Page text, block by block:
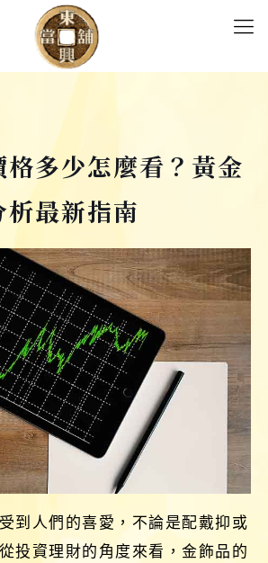
多少怎麼看？黃金
最新指南
到人們的喜愛，不論是配戴抑或
投資理財的角度來看，金飾品的